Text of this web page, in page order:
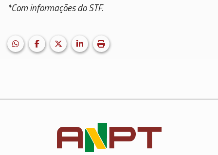
*Com informações do STF.
Facebook LinkedIn
X (formerly Twitter)
HELIX_ULTIMATE_SHARE_WHATSAPP
Imprimir matéria